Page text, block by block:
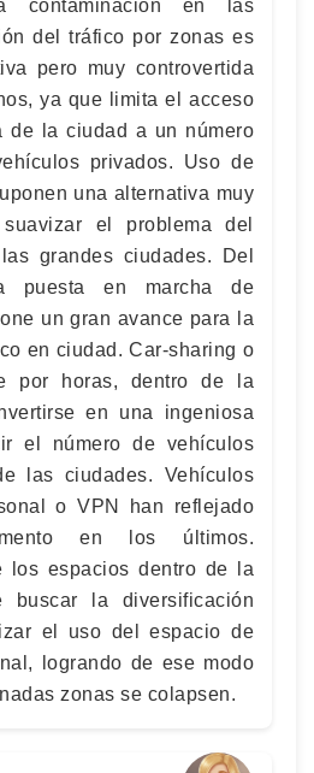
contaminación en las
del tráfico por zonas es
pero muy controvertida
ya que limita el acceso
de la ciudad a un número
privados. Uso de
una alternativa muy
el problema del
grandes ciudades. Del
puesta en marcha de
un gran avance para la
en ciudad. Car-sharing o
por horas, dentro de la
en una ingeniosa
el número de vehículos
las ciudades. Vehículos
o VPN han reflejado
en los últimos.
los espacios dentro de la
buscar la diversificación
el uso del espacio de
logrando de ese modo
zonas se colapsen.